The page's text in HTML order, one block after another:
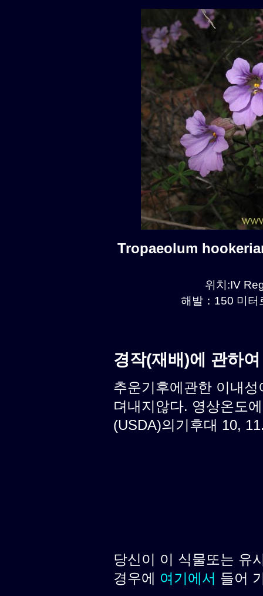
Tropaeolum
위치:IV
해발：150 미터
경작(재배)에 관하
추운기후에관한 이내
뎌내지않다. 영상온도
(USDA)의기후대 10,
당신이 이 식물또는 유
경우에 여기에서 들어